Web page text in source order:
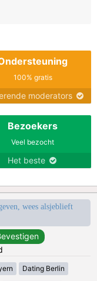
100% gratis
moderators
Bezoekers
Veel bezocht
Het beste
wees alsjeblieft
Dating Berlin